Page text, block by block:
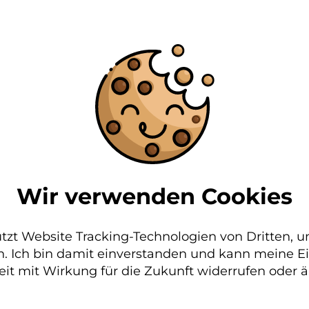
für Familie
in der Stadt
Wir verwenden Cookies
Website Tracking-Technologien von Dritten,
Ich bin damit einverstanden und kann meine
mit Wirkung für die Zukunft widerrufen oder
der Website benötigt und helfen dabei,
Bereiche unserer Website ermöglichen.